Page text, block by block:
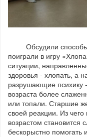
Обсудили способы
поиграли в игру
ситуации,
здоровья - хлопать, а
разрушающие психику
возраста более
или топали. Старшие
своей реакции. Из
возрастом становится
бескорыстно помогать